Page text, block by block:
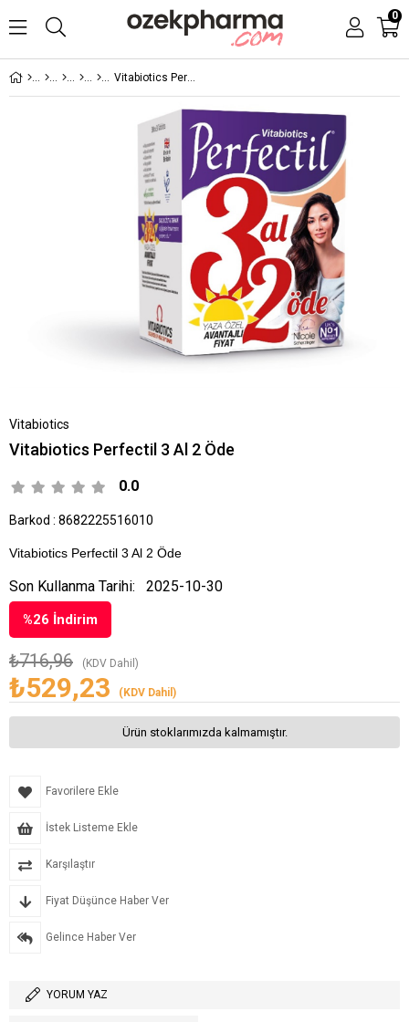
0
Vitabiotics Perfectil 3 Al 2 Öde
Vitabiotics
Vitabiotics Perfectil 3 Al 2 Öde
0.0
Barkod : 8682225516010
Vitabiotics Perfectil 3 Al 2 Öde
%26 İndirim
₺716,96 (KDV Dahil)
₺529,23 (KDV Dahil)
Son Kullanma Tarihi: 2025-10-30
Ürün stoklarımızda kalmamıştır.
Favorilere Ekle
İstek Listeme Ekle
Karşılaştır
Fiyat Düşünce Haber Ver
Gelince Haber Ver
YORUM YAZ